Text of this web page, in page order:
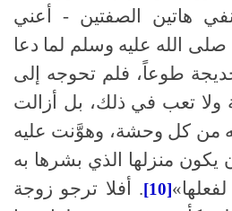
هاتين الصفتين - أعني
صلى الله عليه وسلم لما دعا
طوعاً، فلم تحوجه إلى
ولا تعب في ذلك، بل أزالت
من كل وحشة، وهوَّنت عليه
منزلها الذي بشرها به
[10]
.
أفلا ترجو زوجة